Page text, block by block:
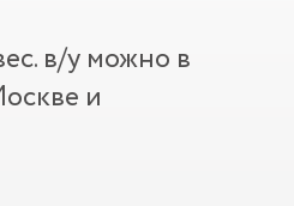
в/у можно в
и